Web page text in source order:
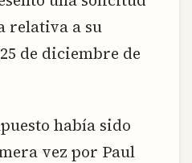
relativa a su
de diciembre de
había sido
vez por Paul